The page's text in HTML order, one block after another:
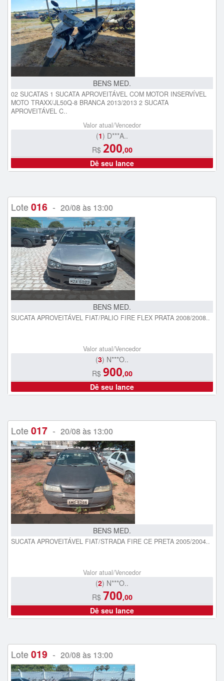
BENS MED.
02 SUCATAS 1 SUCATA APROVEITÁVEL COM MOTOR INSERVÍVEL
MOTO TRAXX/JL50Q-8 BRANCA 2013/2013 2 SUCATA
APROVEITÁVEL C..
Valor atual/Vencedor
(1) D***A..
R$ 200,00
Dê seu lance
Lote 016 - 20/08 às 13:00
BENS MED.
SUCATA APROVEITÁVEL FIAT/PALIO FIRE FLEX PRATA 2008/2008..
Valor atual/Vencedor
(3) N***O..
R$ 900,00
Dê seu lance
Lote 017 - 20/08 às 13:00
BENS MED.
SUCATA APROVEITÁVEL FIAT/STRADA FIRE CE PRETA 2005/2004..
Valor atual/Vencedor
(2) N***O..
R$ 700,00
Dê seu lance
Lote 019 - 20/08 às 13:00